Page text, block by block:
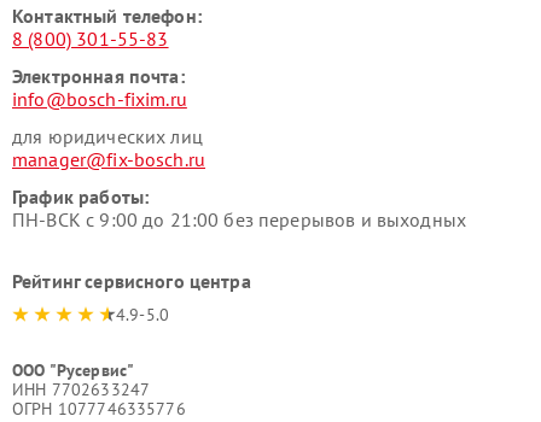
Контактный телефон:
8 (800) 301-55-83
Электронная почта:
info@bosch-fixim.ru
для юридических лиц
manager@fix-bosch.ru
График работы:
ПН-ВСК с 9:00 до 21:00 без перерывов и выходных
Рейтинг сервисного центра
4.9-5.0
ООО "Русервис"
ИНН 7702633247
ОГРН 1077746335776